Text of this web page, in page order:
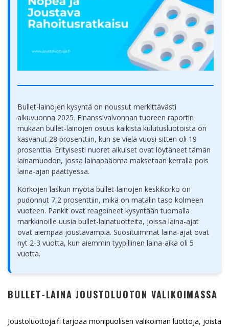
Bullet-lainojen kysyntä on noussut merkittävästi
alkuvuonna 2025. Finanssivalvonnan tuoreen raportin
mukaan bullet-lainojen osuus kaikista kulutusluotoista on
kasvanut 28 prosenttiin, kun se vielä vuosi sitten oli 19
prosenttia. Erityisesti nuoret aikuiset ovat löytäneet tämän
lainamuodon, jossa lainapääoma maksetaan kerralla pois
laina-ajan päättyessä.
Korkojen laskun myötä bullet-lainojen keskikorko on
pudonnut 7,2 prosenttiin, mikä on matalin taso kolmeen
vuoteen. Pankit ovat reagoineet kysyntään tuomalla
markkinoille uusia bullet-lainatuotteita, joissa laina-ajat
ovat aiempaa joustavampia. Suosituimmat laina-ajat ovat
nyt 2-3 vuotta, kun aiemmin tyypillinen laina-aika oli 5
vuotta.
BULLET-LAINA JOUSTOLUOTON VALIKOIMASSA
Joustoluottoja.fi tarjoaa monipuolisen valikoiman luottoja, joista